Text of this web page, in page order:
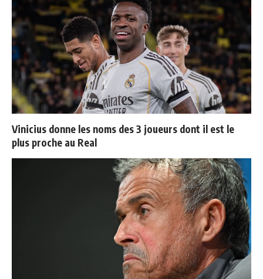
Vinicius donne les noms des 3 joueurs dont il est le
plus proche au Real